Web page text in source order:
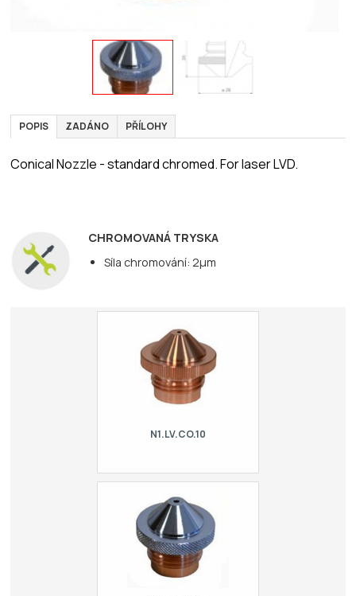
POPIS ZADÁNO PŘÍLOHY
Conical Nozzle - standard chromed. For laser LVD.
CHROMOVANÁ TRYSKA
Síla chromování: 2µm
N1.LV.CO.10